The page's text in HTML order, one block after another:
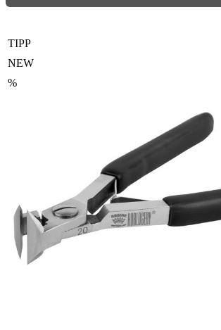
TIPP
NEW
%